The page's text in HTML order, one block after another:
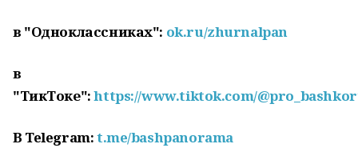
в "Одноклассниках": ok.ru/zhurnalpan
в
"ТикТоке":https://www.tiktok.com/
В Telegram:t.me/bashpanorama